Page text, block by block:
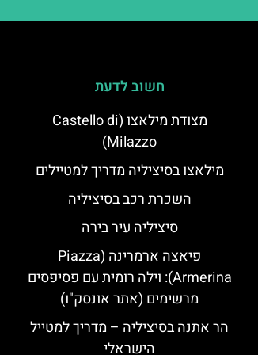
חשוב לדעת
מצודת מילאצו (Castello di
Milazzo)
מילאצו בסיציליה מדריך למטיילים
השכרת רכב בסיציליה
סיציליה עיר בירה
פיאצה ארמרינה (Piazza
Armerina): וילה רומית עם פסיפסים
מרשימים (אתר אונסק"ו)
הר אתנה בסיציליה – מדריך למטייל
הישראלי